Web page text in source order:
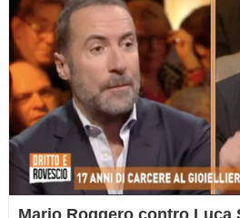
Mario Roggero contro Luca